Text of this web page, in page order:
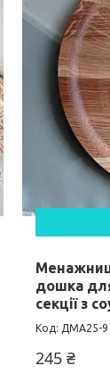
дошка
секції з
ДМА25-9
245 ₴